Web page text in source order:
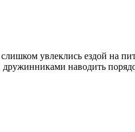
увлеклись ездой на
наводить